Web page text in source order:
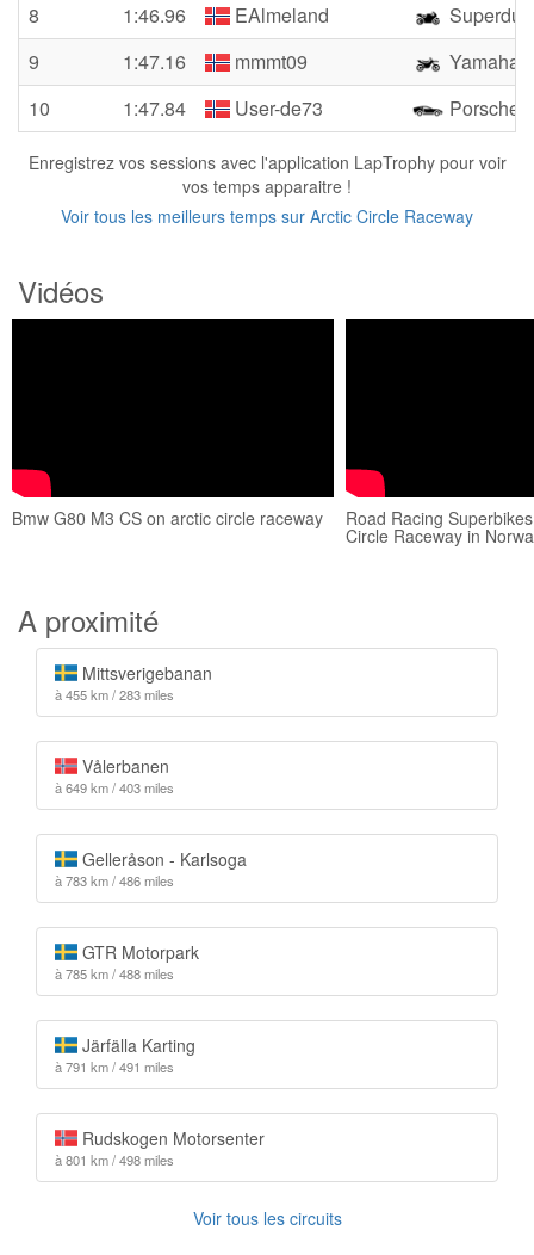
8
1:46.96 EAlmeland
9
1:47.16 mmmt09
Yamaha
10
1:47.84 User-de73 Porsche
Enregistrez vos sessions avec l'application LapTrophy pour voir
vos temps apparaitre !
Voir tous les meilleurs temps sur Arctic Circle Raceway
Vidéos
Bmw G80 M3 CS on arctic circle raceway Road Racing
Circle Raceway in
A proximité
Mittsverigebanan
à 455 km / 283 miles
Vålerbanen
à 649 km / 403 miles
Gelleråson - Karlsoga
à 783 km / 486 miles
GTR Motorpark
à 785 km / 488 miles
Järfälla Karting
à 791 km / 491 miles
Rudskogen Motorsenter
à 801 km / 498 miles
Voir tous les circuits